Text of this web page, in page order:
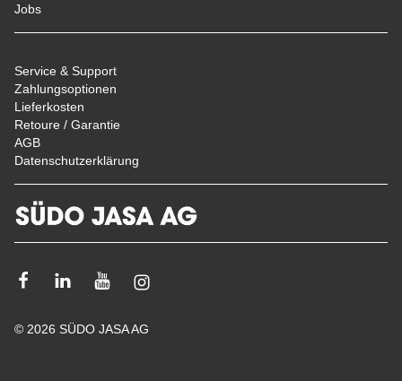
Jobs
Service & Support
Zahlungsoptionen
Lieferkosten
Retoure / Garantie
AGB
Datenschutzerklärung
FacebookLinkedinYoutubeInstagram
© 2026 SÜDO JASA AG